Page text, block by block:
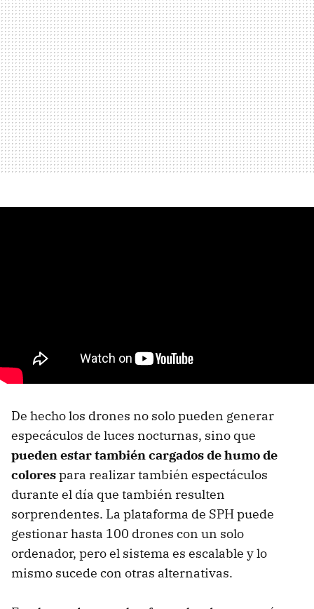
De hecho los drones no solo pueden generar
especáculos de luces nocturnas, sino que
pueden estar también cargados de humo de
colorespara realizar también espectáculos
durante el día que también resulten
sorprendentes. La plataforma de SPH puede
gestionar hasta 100 drones con un solo
ordenador, pero el sistema es escalable y lo
mismo sucede con otras alternativas.